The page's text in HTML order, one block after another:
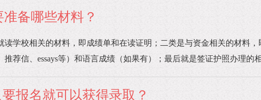
准备哪些材料？
学校相关的材料，即成绩单和在读证明；二类是与资金相关的材料
荐信、essays等）和语言成绩（如果有）；最后就是签证护照办理的相
报名就可以获得录取？